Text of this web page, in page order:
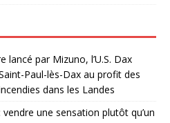
par Mizuno, l’U.S. Dax
Paul-lès-Dax au profit des
dans les Landes
vendre une sensation plutôt qu’un